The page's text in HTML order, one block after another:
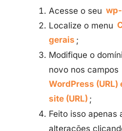
Acesse o seu
Localize o menu
gerais ;
Modifique o
novo nos campos
WordPress (URL)
site (URL) ;
Feito isso apenas
alterações